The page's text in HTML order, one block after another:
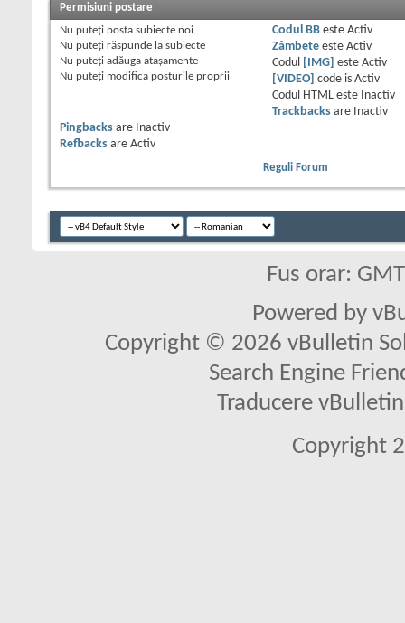
Permisiuni postare
Nu puteţi posta subiecte noi.
Nu puteţi răspunde la subiecte
Nu puteţi adăuga ataşamente
Nu puteţi modifica posturile proprii
Codul BBeste Activ
Zâmbeteeste Activ
Codul
[IMG] este Activ
[VIDEO] code is Activ
Codul HTML este
Inactiv
Trackbacksare
Inactiv
Pingbacks are
Inactiv
Refbacks are Activ
Reguli Forum
Fus orar:
Powered by
Copyright © 2026 vBulletin
Search Engine
Traducere
Copyright